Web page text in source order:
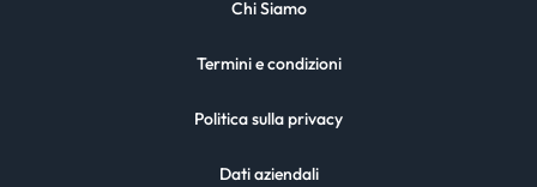
Chi Siamo
Termini e condizioni
Politica sulla privacy
Dati aziendali